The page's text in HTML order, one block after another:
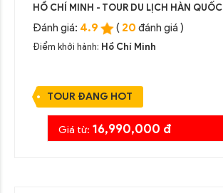
HỒ CHÍ MINH - TOUR DU LỊCH HÀN QUỐC
Đánh giá: 4.9 ( 20 đánh giá )
Điểm khởi hành: Hồ Chí Minh
TOUR ĐANG HOT
Giá từ: 16,990,000 đ